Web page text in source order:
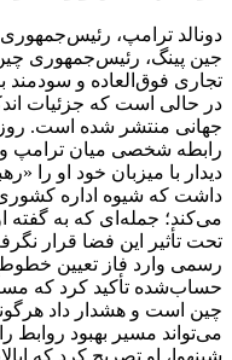
دونالد ترامپ،
جین پینگ، رئیس‌جمهوری
تجاری فوق‌العاده و سودمند
در حالی است که جزئیات
جهانی منتشر شده است. روز
رابطه شخصی میان ترامپ
دیدار با میزبان خود او را
می‌کند؛ جمله‌ای که به گفته
تحت تأثیر این فضا قرار
رسمی وارد فاز تعیین
حساب‌شده تأکید کرد که
چین است و هشدار داد
می‌تواند مسیر بهبود